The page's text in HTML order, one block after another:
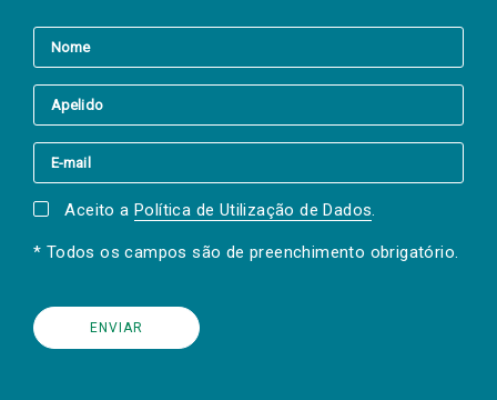
Aceito a Política de Utilização de Dados.
* Todos os campos são de preenchimento obrigatório.